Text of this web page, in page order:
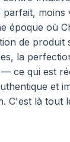
moins
époque où
de produit
la
— ce qui est
et
C'est là tout